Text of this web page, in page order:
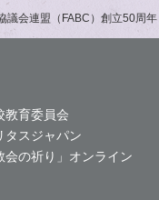
議会連盟（FABC）創立50周
教育委員会
タスジャパン
会の祈り」オンライン